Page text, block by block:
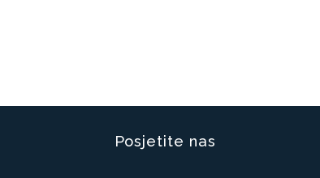
Posjetite nas